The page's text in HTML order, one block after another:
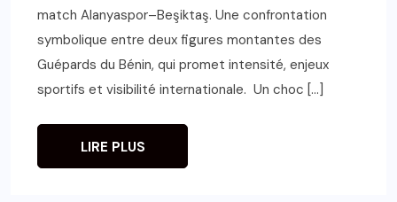
match Alanyaspor–Beşiktaş. Une confrontation
symbolique entre deux figures montantes des
Guépards du Bénin, qui promet intensité, enjeux
sportifs et visibilité internationale. Un choc […]
LIRE PLUS